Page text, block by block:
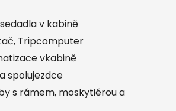
v kabině
Tripcomputer
vkabině
spolujezdce
s rámem, moskytiérou a